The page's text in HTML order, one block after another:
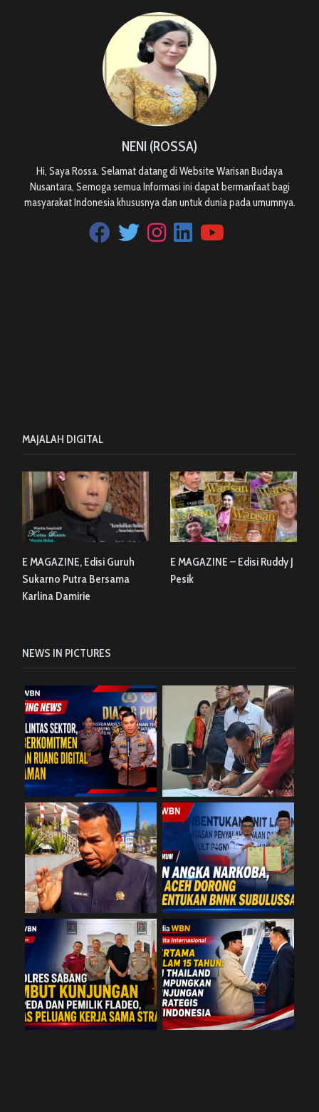
NENI (ROSSA)
Hi, Saya Rossa. Selamat datang di Website Warisan Budaya
Nusantara, Semoga semua Informasi ini dapat bermanfaat bagi
masyarakat Indonesia khususnya dan untuk dunia pada umumnya.
MAJALAH DIGITAL
E MAGAZINE, Edisi Guruh
Sukarno Putra Bersama
Karlina Damirie
E MAGAZINE – Edisi Ruddy J
Pesik
NEWS IN PICTURES